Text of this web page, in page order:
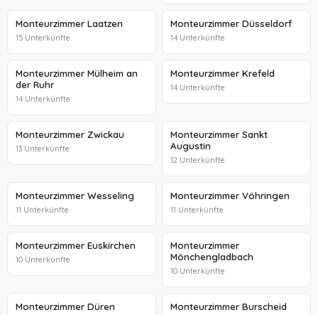
Monteurzimmer Laatzen
15 Unterkünfte
Monteurzimmer Düsseldorf
14 Unterkünfte
Monteurzimmer Mülheim an
der Ruhr
14 Unterkünfte
Monteurzimmer Krefeld
14 Unterkünfte
Monteurzimmer Zwickau
13 Unterkünfte
Monteurzimmer Sankt
Augustin
12 Unterkünfte
Monteurzimmer Wesseling
11 Unterkünfte
Monteurzimmer Vöhringen
11 Unterkünfte
Monteurzimmer Euskirchen
10 Unterkünfte
Monteurzimmer
Mönchengladbach
10 Unterkünfte
Monteurzimmer Düren Monteurzimmer Burscheid